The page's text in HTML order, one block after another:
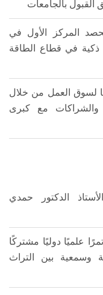
القبول بالجامعات
المركز الأول في
ذكية في قطاع الطاقة
لسوق العمل من خلال
والشراكات مع كبرى
الدكتور حمدي
علميًا دوليًا مشتركًا
وسمعية بين التراث